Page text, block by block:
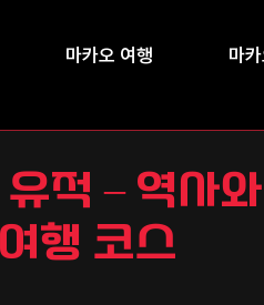
마카오 여행 마
적 – 역사
행 코스